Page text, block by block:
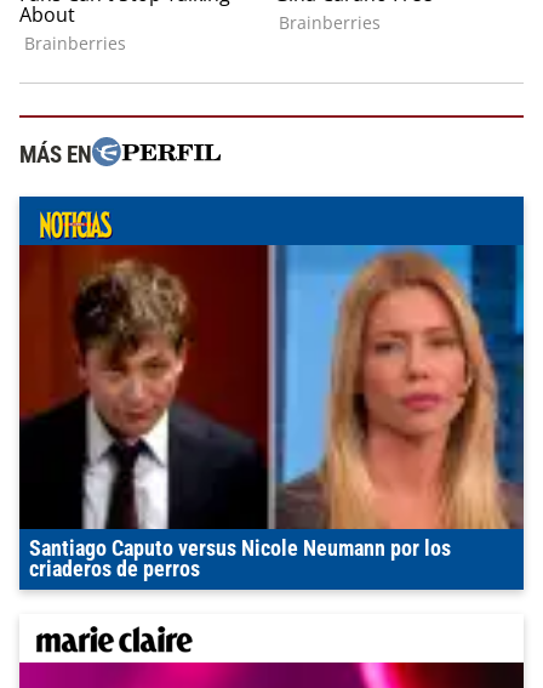
MÁS EN
Santiago Caputo versus Nicole Neumann por los
criaderos de perros